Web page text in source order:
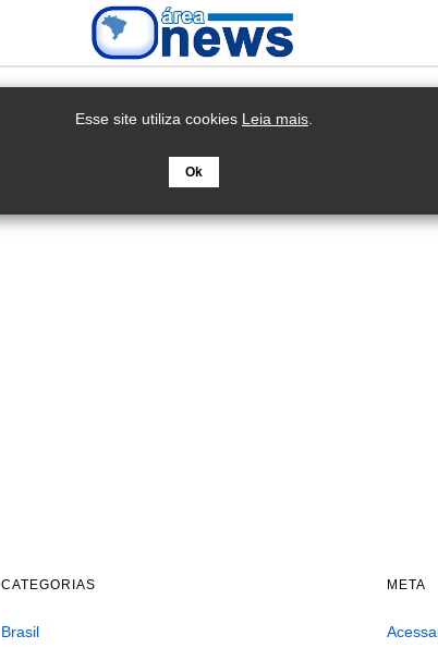
CATEGORIAS
Brasil
META
Esse site utiliza cookies Leia mais
Ok